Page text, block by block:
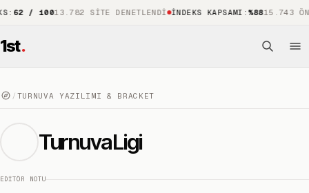
100 13.782 SITE DENETLENDI İNDEKS KAPSAMI:%8815.743 ÖNE
1st.
/ TURNUVA YAZILIMI & BRACKET
TurnuvaLigi
EDITÖR NOTU